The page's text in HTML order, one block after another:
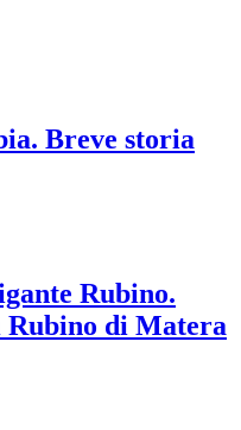
Breve storia
Rubino.
Rubino di Matera